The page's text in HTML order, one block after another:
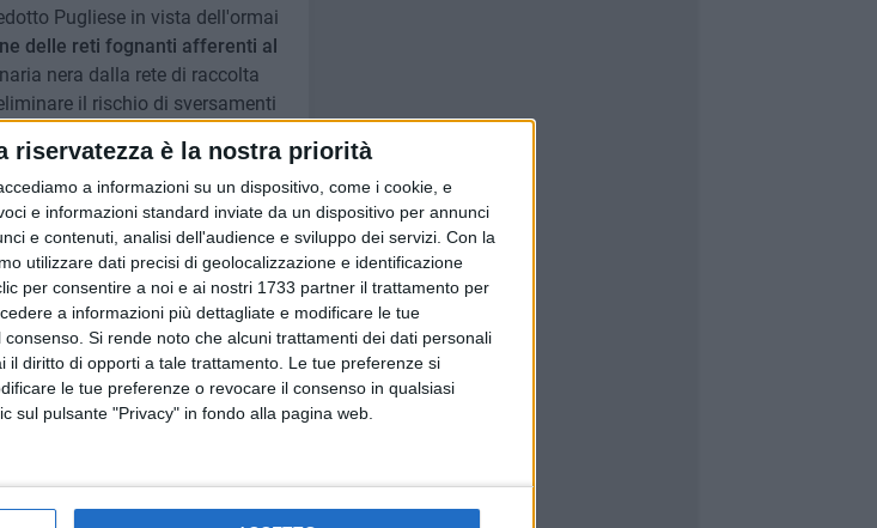
riservatezza è la nostra priorità
a informazioni su un dispositivo, come i cookie, e
e informazioni standard inviate da un dispositivo per annunci
e contenuti, analisi dell'audience e sviluppo dei servizi. Con la
utilizzare dati precisi di geolocalizzazione e identificazione
per consentire a noi e ai nostri 1733 partner il trattamento per
a informazioni più dettagliate e modificare le tue
Si rende noto che alcuni trattamenti dei dati personali
il diritto di opporti a tale trattamento. Le tue preferenze si
le tue preferenze o revocare il consenso in qualsiasi
sul pulsante "Privacy" in fondo alla pagina web.
Pugliese in vista dell'ormai
delle reti fognanti afferenti al
nera dalla rete di raccolta
il rischio di sversamenti
7 AGOSTO 2026
Visita del Console Generale degli
Stati Uniti d’America a Napoli:
l'incontro con il prefetto di Bari